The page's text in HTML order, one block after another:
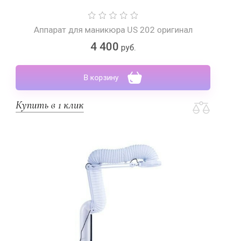
Аппарат для маникюра US 202 оригинал
4 400 руб.
В корзину
Купить в 1 клик